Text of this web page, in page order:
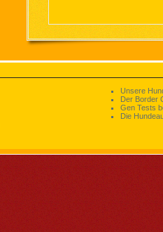
Unsere
Der Border
Gen Tests
Die